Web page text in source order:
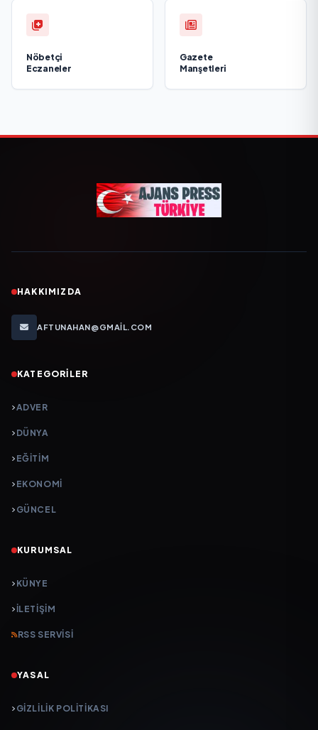
Nöbetçi
Eczaneler
Gazete
Manşetleri
HAKKIMIZDA
AFTUNAHAN@GMAIL.COM
KATEGORILER
ADVER
DÜNYA
EĞİTİM
EKONOMİ
GÜNCEL
KURUMSAL
KÜNYE
İLETIŞIM
RSS SERVISI
YASAL
GIZLILIK POLITIKASI